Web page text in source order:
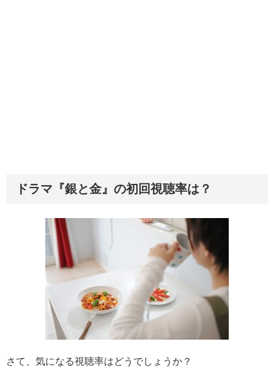
ドラマ『銀と金』の初回視聴率は？
さて、気になる視聴率はどうでしょうか？